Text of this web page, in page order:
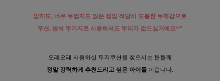
얇지도, 너무 두껍지도 않은 정말 적당히 도톰한 두께감으로
쿠션, 방석 두가지로 사용하셔도 무리가 없으실거예요^^
오래오래 사용하실 무지쿠션을 찾으시는 분들께
정말 강력하게 추천드리고 싶은 아이들 이랍니다.